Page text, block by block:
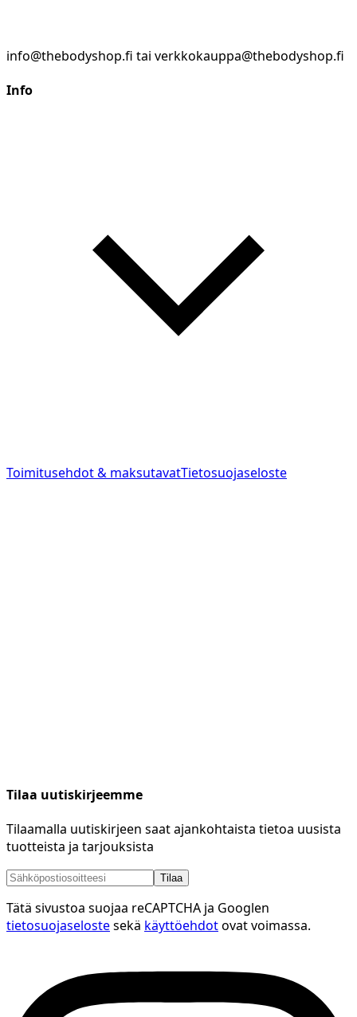
info@thebodyshop.fi tai verkkokauppa@thebodyshop.fi
Info
Toimitusehdot & maksutavatTietosuojaseloste
Tilaa uutiskirjeemme
Tilaamalla uutiskirjeen saat ajankohtaista tietoa uusista
tuotteista ja tarjouksista
Tilaa
Tätä sivustoa suojaa reCAPTCHA ja Googlen
tietosuojaselostesekä käyttöehdotovat voimassa.